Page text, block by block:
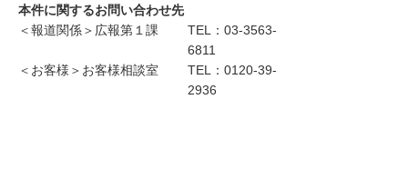
本件に関するお問い合わせ先
＜報道関係＞広報第１課
TEL：03-3563-
6811
＜お客様＞お客様相談室
TEL：0120-39-
2936